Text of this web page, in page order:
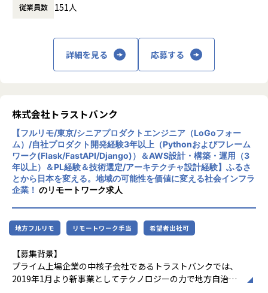
設計まで担っていただきます。
予測、文書や記録データを用いた分類など、多岐にわたりま
また、LLM/RAG/AIエージェントなどの生成AI技術と、従来
Webエンジニア、インフラエンジニア、AI/LLMエンジニアと
連携しながら、モデルを本番環境で安定して届けるところま
で責任を持っていただくポジションです。
◼️仕事のやりがい
- 製造業の現場で実際に使われる機械学習モデル・AIシステ
ムを開発できる
- 画像認識、異常検知、時系列予測、需要予測など、産業課
題に直結するテーマに挑戦できる
- PoCで精度を示すだけでなく、API化・本番導入・監視・継
続改善まで担える
- データサイエンティスト、Webエンジニア、インフラエン
ジニア、PMと連携して社会実装を進められる
時間外労働の有無： 有（月平均20時間～30
従業員数 151人
詳細を見る 応募する
株式会社トラストバンク
【フルリモ/東京/シニアプロダクトエンジニア（LoGoフォー
ム）/自社プロダクト開発経験3年以上（Pythonおよびフレーム
ワーク(Flask/FastAPI/Django)）＆AWS設計・構築・運用（3
年以上）＆PL経験＆技術選定/アーキテクチャ設計経験】ふるさ
とから日本を変える。地域の可能性を価値に変える社会インフラ
企業！ のリモートワーク求人
地方フルリモ リモートワーク手当 希望者出社可
【募集背景】
プライム上場企業の中核子会社であるトラストバンクでは、
2019年1月より新事業としてテクノロジーの力で地方自治体